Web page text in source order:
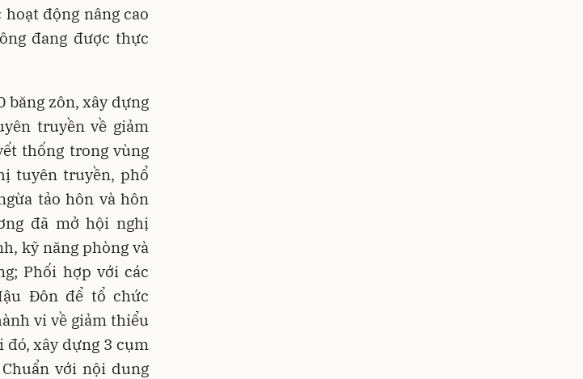
động nâng cao
đang được thực
băng zôn, xây dựng
truyền về giảm
thống trong vùng
tuyên truyền, phổ
tảo hôn và hôn
đã mở hội nghị
kỹ năng phòng và
Phối hợp với các
Đôn để tổ chức
vi về giảm thiểu
đó, xây dựng 3 cụm
với nội dung